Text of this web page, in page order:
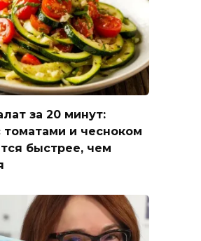
за 20 минут:
томатами и чесноком
быстрее, чем